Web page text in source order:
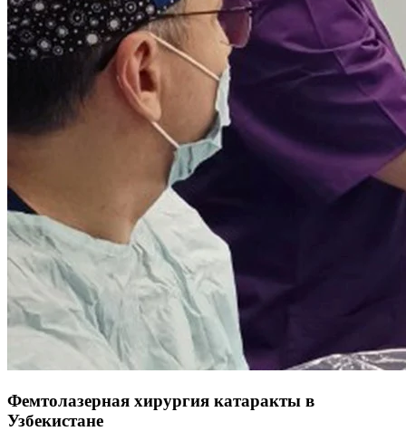
Связаться с нами Записаться на прием
Фемтолазерная хирургия катаракты в
Узбекистане